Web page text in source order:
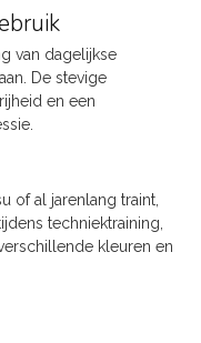
van dagelijkse
De stevige
en een
of al jarenlang traint,
techniektraining,
kleuren en